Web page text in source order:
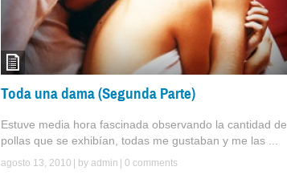
Toda una dama (Segunda Parte)
Estuve media hora fascinada observando la cantidad de
pollas que se exhibían, todas me gustaban y me las ...
agosto 13, 2010 | byadmin 0 comments